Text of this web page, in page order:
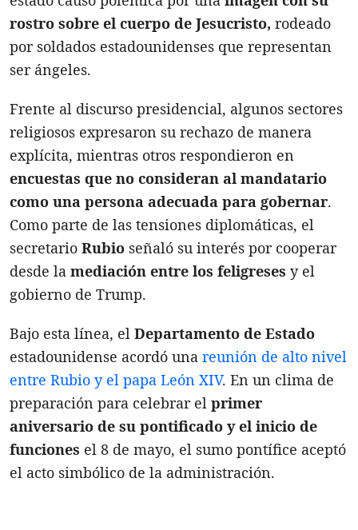
rostro sobre el cuerpo de Jesucristo, rodeado
por soldados estadounidenses que representan
ser ángeles.
Frente al discurso presidencial, algunos sectores
religiosos expresaron su rechazo de manera
explícita, mientras otros respondieron en
encuestas que no consideran al mandatario
como una persona adecuada para gobernar.
Como parte de las tensiones diplomáticas, el
secretario Rubio señaló su interés por cooperar
desde la mediación entre los feligreses y el
gobierno de Trump.
Bajo esta línea, el Departamento de Estado
estadounidense acordó una reunión de alto nivel
entre Rubio y el papa León XIV. En un clima de
preparación para celebrar el primer
aniversario de su pontificado y el inicio de
funciones el 8 de mayo, el sumo pontífice aceptó
el acto simbólico de la administración.